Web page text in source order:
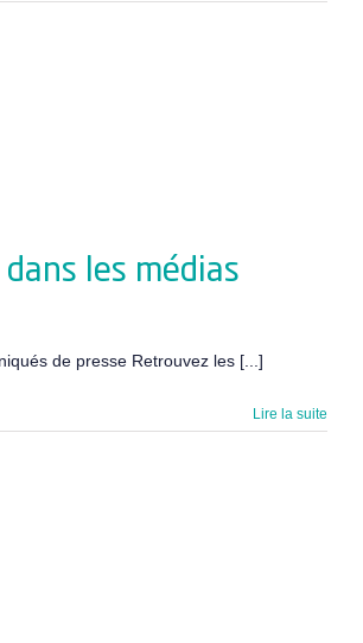
dans les médias
de presse Retrouvez les [...]
Lire la suite